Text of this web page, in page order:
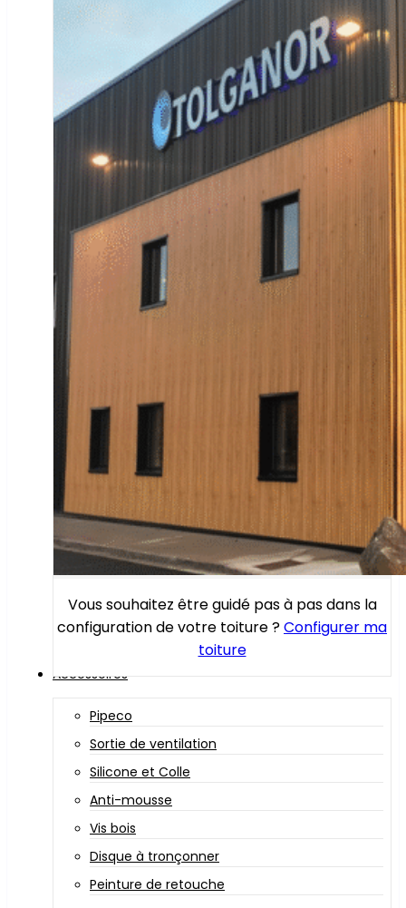
Vous souhaitez être guidé pas à pas dans la
configuration de votre toiture ?Configurer ma
toiture
Accessoires
Pipeco
Sortie de ventilation
Silicone et Colle
Anti-mousse
Vis bois
Disque à tronçonner
Peinture de retouche